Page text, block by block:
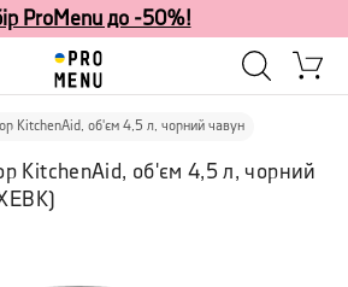
ProMenu до -50%!
KitchenAid, об'єм 4,5 л, чорний чавун
KitchenAid, об'єм 4,5 л, чорний
)